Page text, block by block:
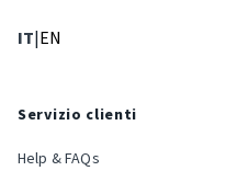
IT: Lingua corrente
|EN
Servizio clienti
Help & FAQs